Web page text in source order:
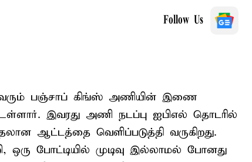
Follow Us
வரும் பஞ்சாப் கிங்ஸ் அணியின் இணை
இவரது அணி நடப்பு ஐபிஎல் தொடரில்
ஆட்டத்தை வெளிப்படுத்தி வருகிறது.
ஒரு போட்டியில் முடிவு இல்லாமல் போனது